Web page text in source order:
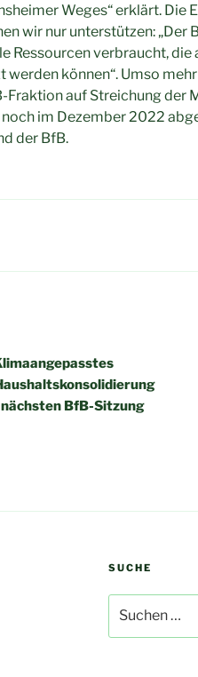
Weges“ erklärt. Die
wir nur unterstützen: „Der
Ressourcen verbraucht, die
können“. Umso
Fraktion auf Streichung der
im Dezember 2022
der BfB.
BfB-Sitzung
SUCHE
nach: